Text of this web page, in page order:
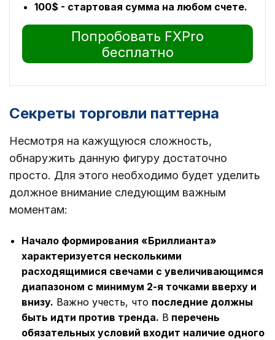
100$ - стартовая сумма на любом счете.
Попробовать FXPro
бесплатно
Секреты торговли паттерна
Несмотря на кажущуюся сложность,
обнаружить данную фигуру достаточно
просто. Для этого необходимо будет уделить
должное внимание следующим важным
моментам:
Начало формирования «Бриллианта»
характеризуется несколькими
расходящимися свечами с увеличивающимся
диапазоном с минимум 2-я точками вверху и
внизу. Важно учесть, что последние должны
быть идти против тренда. В перечень
обязательных условий входит наличие одного